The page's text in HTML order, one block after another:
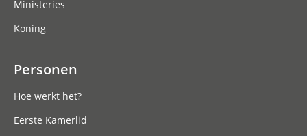
Ministeries
Koning
Personen
Hoe werkt het?
Eerste Kamerlid